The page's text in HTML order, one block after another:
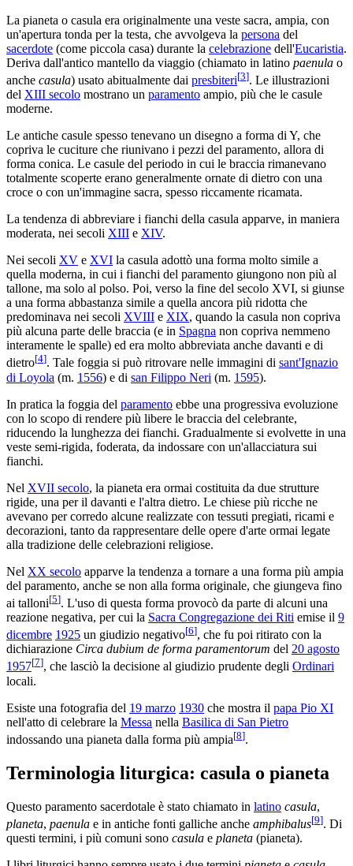
La pianeta o casula era originalmente una veste sacra, ampia, con
un'apertura tonda per la testa, che avvolgeva la persona del
sacerdote (come piccola casa) durante la celebrazione dell'Eucaristia.
Deriva dall'antico mantello da viaggio (chiamato in latino paenula o
anche casula) usato abitualmente dai presbiteri[3]. Le illustrazioni
del XIII secolo mostrano un paramento ampio, più che le casule
moderne.
Le antiche casule spesso tenevano un disegno a forma di Y, che
copriva le cuciture che riunivano i pezzi del paramento, allora di
forma conica. Le casule del periodo in cui le braccia rimanevano
totalmente scoperte erano generalmente ornate di dietro con una
croce o con un'immagine sacra, spesso riccamente ricamata.
La tendenza di abbreviare i fianchi della casula apparve, in maniera
moderata, nei secoli XIII e XIV.
Nei secoli XV e XVI la casula adottò una forma molto simile a
quella moderna, in cui i fianchi del paramento giungono non più al
tallone, ma solo al polso. Poi, verso la fine del secolo XVI, si giunse
a una forma abbastanza simile a quella ancora più ridotta che
predominava nei secoli XVIII e XIX, quando la casula non copriva
più alcuna parte delle braccia (e in Spagna non copriva nemmeno
interamente le spalle) ed era molto abbreviata anche davanti e di
dietro[4]. Tale foggia si può ritrovare nelle immagini di sant'Ignazio
di Loyola (m. 1556) e di san Filippo Neri (m. 1595).
In pratica la foggia del paramento ebbe una progressiva evoluzione
con lo scopo di rendere più libere le braccia del celebrante,
riducendo la lunghezza dei fianchi. Gradualmente si evolvette in una
veste semi-rigida, foderata, da indossare con un'allacciatura sui
fianchi.
Nel XVII secolo, la pianeta era ormai costituita da due strutture
rigide, una per il davanti e l'altra dietro. Le chiese più ricche ne
avevano per corredo alcune realizzate con tessuti pregiati, ricami e
decorazioni, tanto da rappresentare delle opere d'arte ormai legate
alla tradizione delle celebrazioni religiose.
Nel XX secolo apparve la tendenza a tornare a una forma più ampia
del paramento, anche se non alla forma originale, che giungeva fino
ai talloni[5]. L'uso di questa forma provocò da parte di alcuni una
reazione negativa, per cui la Sacra Congregazione dei Riti emise il 9
dicembre 1925 un giudizio negativo[6], che fu poi ritirato con la
dichiarazione Circa dubium de forma paramentorum del 20 agosto
1957[7], che lasciò la decisione al giudizio prudente degli Ordinari
locali.
Esiste una fotografia del 19 marzo 1930 che mostra il papa Pio XI
nell'atto di celebrare la Messa nella Basilica di San Pietro
indossando una pianeta dalla forma più ampia[8].
Terminologia liturgica: casula o pianeta
Questo paramento sacerdotale è stato chiamato in latino casula,
planeta, paenula e in antiche fonti galliche anche amphibalus[9]. Di
questi termini, i più comuni sono casula e planeta (pianeta).